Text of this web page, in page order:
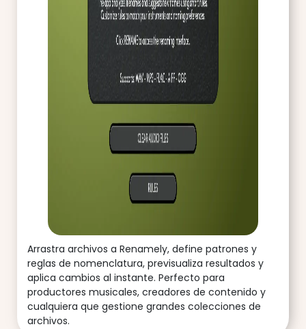
Arrastra archivos a Renamely, define patrones y
reglas de nomenclatura, previsualiza resultados y
aplica cambios al instante. Perfecto para
productores musicales, creadores de contenido y
cualquiera que gestione grandes colecciones de
archivos.